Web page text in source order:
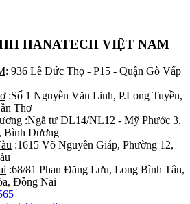
HANATECH VIỆT NAM
: 936 Lê Đức Thọ - P15 - Quận Gò Vấp
:Số 1 Nguyễn Văn Linh, P.Long Tuyền,
Thơ
:Ngã tư DL14/NL12 - Mỹ Phước 3,
Bình Dương
:1615 Võ Nguyên Giáp, Phường 12,
:68/81 Phan Đăng Lưu, Long Bình Tân,
Đồng Nai